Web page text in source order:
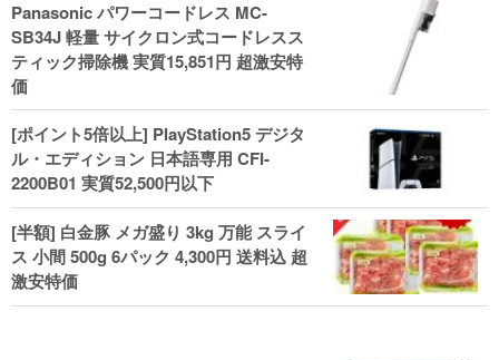
ル！
Panasonic パワーコードレス MC-
SB34J 軽量 サイクロン式コードレスス
ティック掃除機 実質15,851円 超激安特
価
[ポイント5倍以上] PlayStation5 デジタ
ル・エディション 日本語専用 CFI-
2200B01 実質52,500円以下
[半額] 白金豚 メガ盛り 3kg 万能 スライ
ス 小間 500g 6パック 4,300円 送料込 超
激安特価